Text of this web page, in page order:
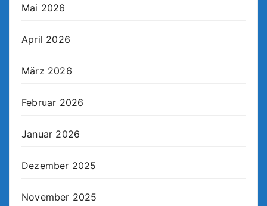
Mai 2026
April 2026
März 2026
Februar 2026
Januar 2026
Dezember 2025
November 2025